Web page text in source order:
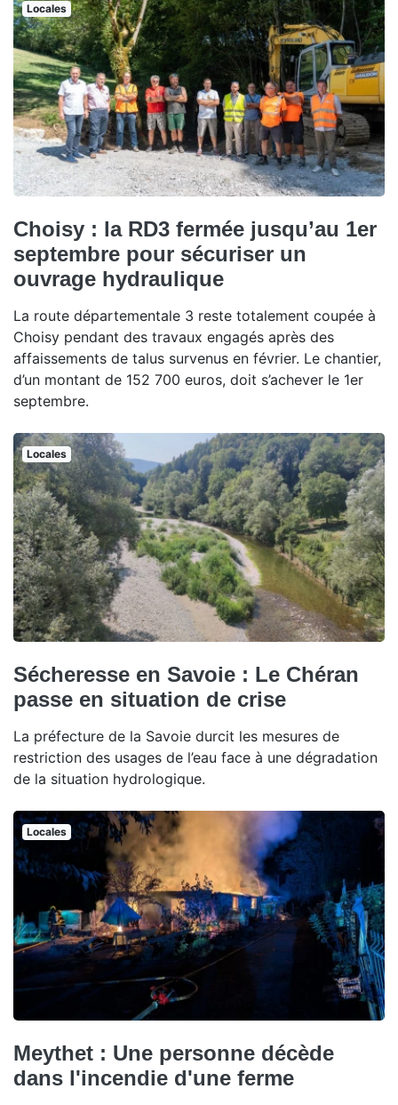
Locales
Choisy : la RD3 fermée jusqu’au 1er
septembre pour sécuriser un
ouvrage hydraulique
La route départementale 3 reste totalement coupée à
Choisy pendant des travaux engagés après des
affaissements de talus survenus en février. Le chantier,
d’un montant de 152 700 euros, doit s’achever le 1er
septembre.
Locales
Sécheresse en Savoie : Le Chéran
passe en situation de crise
La préfecture de la Savoie durcit les mesures de
restriction des usages de l’eau face à une dégradation
de la situation hydrologique.
Locales
Meythet : Une personne décède
dans l'incendie d'une ferme